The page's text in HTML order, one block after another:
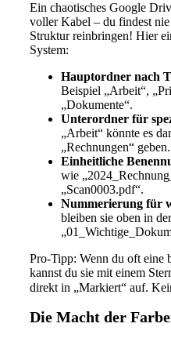
Ein chaotisches Google
voller Kabel – du findest
Struktur reinbringen! Hier
System:
Hauptordner nach
Beispiel „Arbeit“,
„Dokumente“.
Unterordner für
„Arbeit“ könnte es
„Rechnungen“ geben.
Einheitliche
wie
„Scan0003.pdf“.
Nummerierung für
bleiben sie oben in
Pro-Tipp: Wenn du oft eine
kannst du sie mit einem
direkt in „Markiert“ auf.
Die Macht der